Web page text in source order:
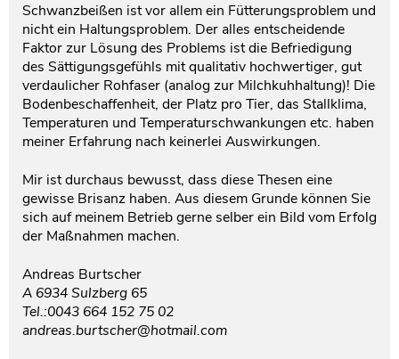
Schwanzbeißen ist vor allem ein Fütterungsproblem und
nicht ein Haltungsproblem. Der alles entscheidende
Faktor zur Lösung des Problems ist die Befriedigung
des Sättigungsgefühls mit qualitativ hochwertiger, gut
verdaulicher Rohfaser (analog zur Milchkuhhaltung)! Die
Bodenbeschaffenheit, der Platz pro Tier, das Stallklima,
Temperaturen und Temperaturschwankungen etc. haben
meiner Erfahrung nach keinerlei Auswirkungen.
Mir ist durchaus bewusst, dass diese Thesen eine
gewisse Brisanz haben. Aus diesem Grunde können Sie
sich auf meinem Betrieb gerne selber ein Bild vom Erfolg
der Maßnahmen machen.
Andreas Burtscher
A 6934 Sulzberg 65
Tel.:0043 664 152 75 02
andreas.burtscher@hotmail.com